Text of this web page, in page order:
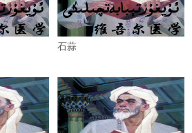
石蒜